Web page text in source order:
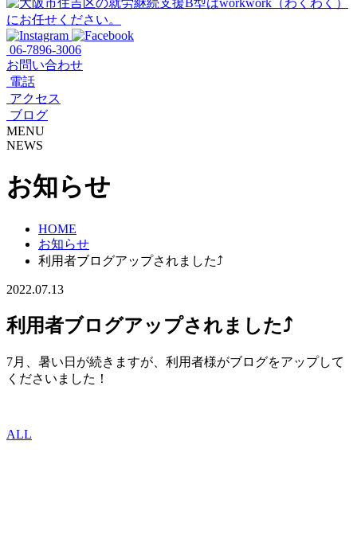
06-7896-3006
お問い合わせ
電話
アクセス
ブログ
MENU
NEWS
お知らせ
HOME
お知らせ
利用者ブログアップされました⤴︎
2022.07.13
利用者ブログアップされました⤴︎
7月、暑い日が続きますが、利用者様がブログをアップして
くださいました！
ALL